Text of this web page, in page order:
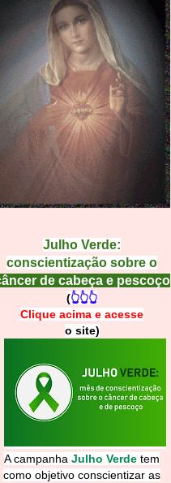
Julho Verde:
conscientização sobre o
de cabeça e pescoço
(👆👆👆
Clique acima e acesse
o site)
A campanha Julho Verde tem
como objetivo conscientizar as